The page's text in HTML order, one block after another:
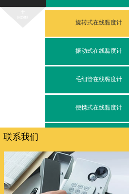
联系我们
旋转式在线黏度计
振动式在线黏度计
毛细管在线黏度计
便携式在线黏度计